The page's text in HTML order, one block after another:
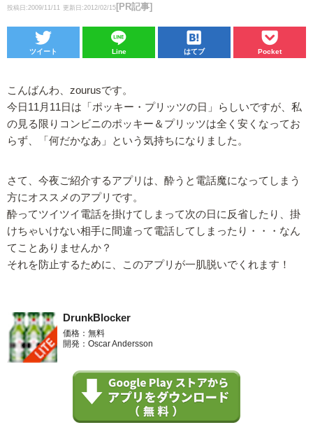
投稿日:2009/11/11 更新日:2012/02/15 [PR記事]
ツイート Line はてブ Pocket
こんばんわ、zourusです。
今日11月11日は「ポッキー・プリッツの日」らしいですが、私
の見る限りコンビニのポッキー＆プリッツは全く安くなってお
らず、「何だかなあ」という気持ちになりました。
さて、今夜ご紹介するアプリは、酔うと電話魔になってしまう
方にオススメのアプリです。
酔ってツイツイ電話を掛けてしまって次の日に反省したり、掛
けちゃいけない相手に間違って電話してしまったり・・・なん
てことありませんか？
それを防止するために、このアプリが一肌脱いでくれます！
DrunkBlocker
価格：無料
開発：Oscar Andersson